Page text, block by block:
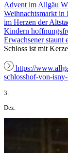
Advent im Allgäu
Weihnachtsmarkt in
im Herzen der
Kindern
Erwachsener staunt
Schloss ist mit
https://
schlosshof-von-
3.
Dez.